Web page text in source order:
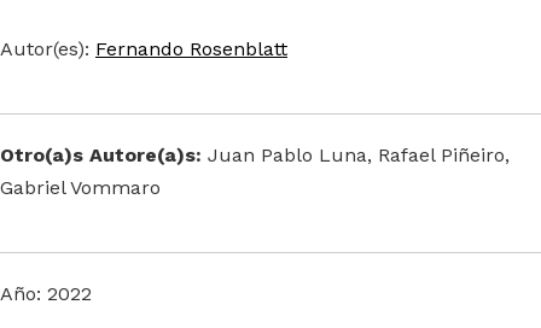
Autor(es): Fernando Rosenblatt
Otro(a)s Autore(a)s: Juan Pablo Luna, Rafael Piñeiro,
Gabriel Vommaro
Año: 2022